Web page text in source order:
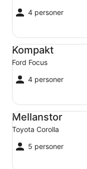
4 personer
Kompakt
Ford Focus
4 personer
Kompakt Ford Focus
Mellanstor
Toyota Corolla
5 personer
Mellanstor Toyota